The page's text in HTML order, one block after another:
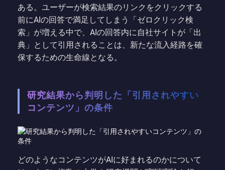
ある。ユーザーが検索結果のリンクをクリックする
前にAIの回答で満足してしまう「ゼロクリック検
索」が増える中で、AIの回答内に自社サイトが「出
典」として引用されることは、新たな流入経路を確
保するための生命線となる。
研究結果から判明した「引用されやすい
コンテンツ」の条件
どのようなコンテンツがAIに好まれるのかについて